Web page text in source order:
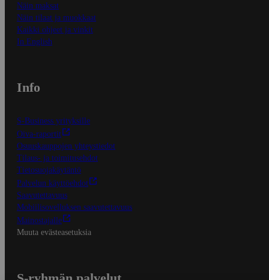
Näin maksat
Näin tilaat ja muokkaat
Kaikki ohjeet ja vinkit
In English
Info
S-Business yrityksille
Oiva-raportit
Osuuskauppojen yhteystiedot
Tilaus- ja toimitusehdot
Tietosuojakäytäntö
Palvelun käyttöehdot
Saavutettavuus
Mobiilisovelluksen saavutettavuus
Mainostajalle
Muuta evästeasetuksia